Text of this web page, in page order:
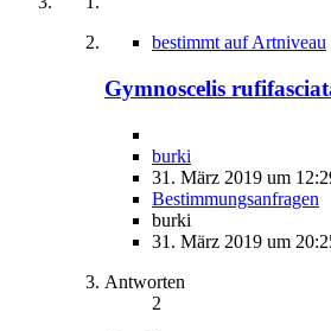
bestimmt auf Artniveau
Gymnoscelis
burki
31. März 2019 um
Bestimmungsanfragen
burki
31. März 2019 um
Antworten
2